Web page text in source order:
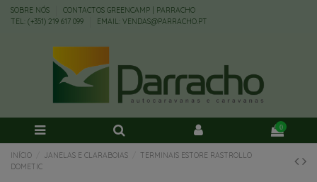
SOBRE NÓS
CONTACTOS GREENCAMP | PARRACHO
TEL: (+351) 219 617 099
EMAIL: VENDAS@PARRACHO.PT
0
INÍCIO JANELAS E CLARABOIAS
TERMINAIS ESTORE RASTROLLO
DOMETIC